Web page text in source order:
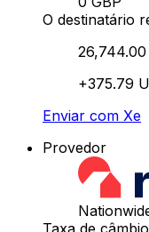
O destinatário
+375.79
Enviar com Xe
Provedor